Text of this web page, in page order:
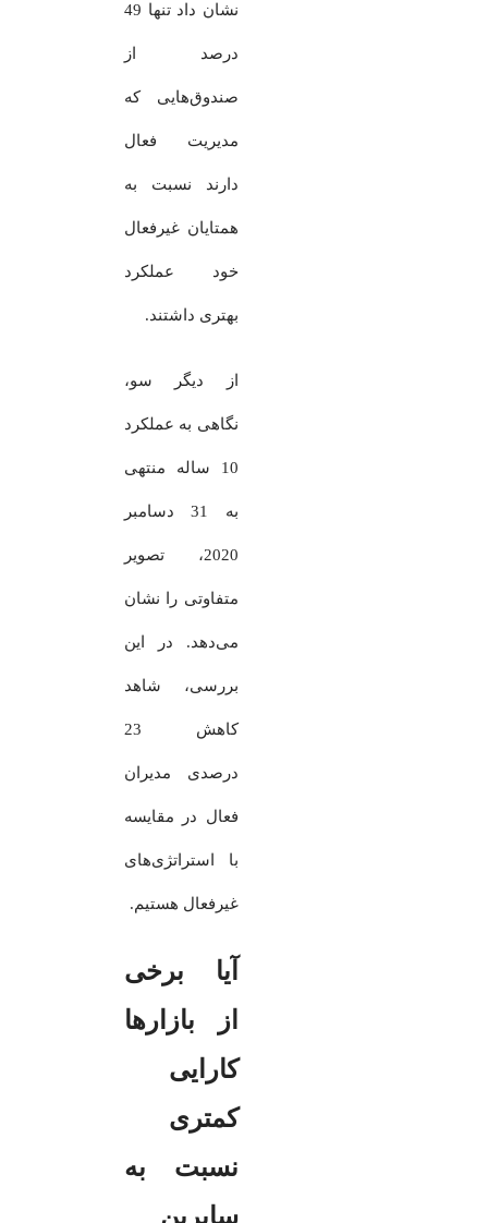
نشان داد تنها 49
درصد از
صندوق‌هایی که
مدیریت فعال
دارند نسبت به
همتایان غیرفعال
خود عملکرد
بهتری داشتند.
از دیگر سو،
نگاهی به عملکرد
10 ساله منتهی
به 31 دسامبر
2020، تصویر
متفاوتی را نشان
می‌دهد. در این
بررسی، شاهد
کاهش 23
درصدی مدیران
فعال در مقایسه
با استراتژی‌های
غیرفعال هستیم.
آیا برخی
از بازارها
کارایی
کمتری
نسبت به
سایرین